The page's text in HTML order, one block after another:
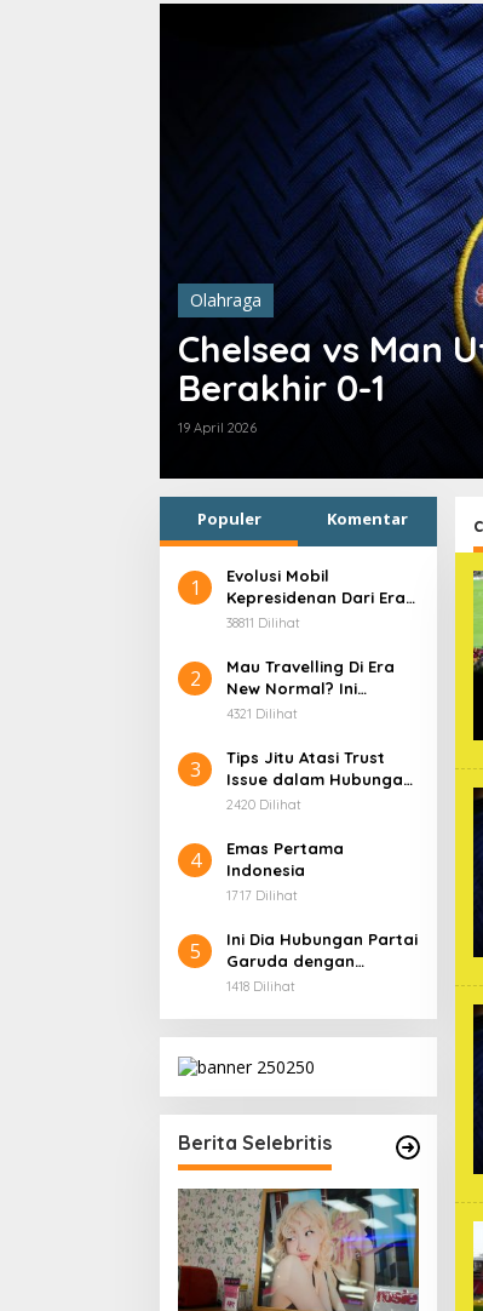
Olahraga
Chelsea vs Man
Berakhir 0-1
19 April 2026
Populer Komentar
1
Evolusi Mobil
Kepresidenan Dari Era
Soekarno
38811 Dilihat
2
Mau Travelling Di Era
New Normal? Ini
Beberapa Hal Yang
Persiapkan!
4321 Dilihat
3
Tips Jitu Atasi Trust
Issue dalam Hubungan,
Dijamin Ampuh!
2420 Dilihat
4
Emas Pertama
Indonesia
1717 Dilihat
5
Ini Dia Hubungan Partai
Garuda dengan
Gerindra
1418 Dilihat
Berita Selebritis